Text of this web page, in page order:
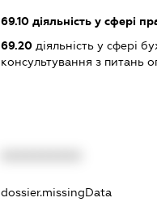
69.10 діяльність у сфері
69.20 діяльність у сфері
консультування з питань
dossier.missingData